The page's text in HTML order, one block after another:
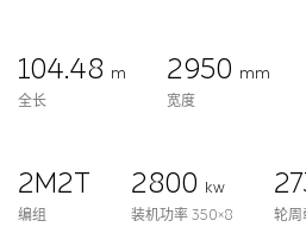
104.48 m
全长
2950 mm
宽度
2M2T
编组
2800
kw
装机功率 350×8
轮周